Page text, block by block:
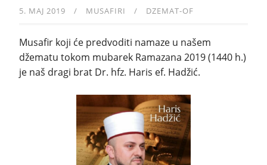
5. MAJ 2019 MUSAFIRI DZEMAT-OF
Musafir koji će predvoditi namaze u našem
džematu tokom mubarek Ramazana 2019 (1440 h.)
je naš dragi brat Dr. hfz. Haris ef. Hadžić.